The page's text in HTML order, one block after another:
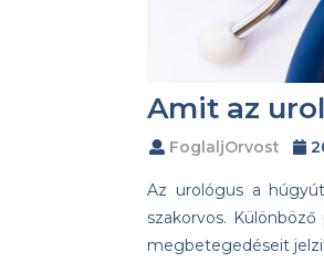
Amit az
FoglaljOrvost
Az urológus a
szakorvos.
megbetegedéseit